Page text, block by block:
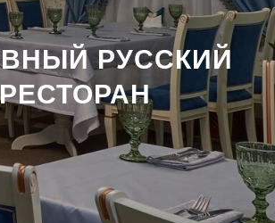
РУССКИЙ
РЕСТОРАН